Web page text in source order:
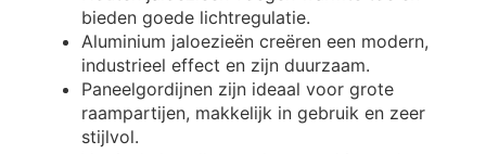
bieden goede lichtregulatie.
Aluminium jaloezieën creëren een modern,
industrieel effect en zijn duurzaam.
Paneelgordijnen zijn ideaal voor grote
raampartijen, makkelijk in gebruik en zeer
stijlvol.